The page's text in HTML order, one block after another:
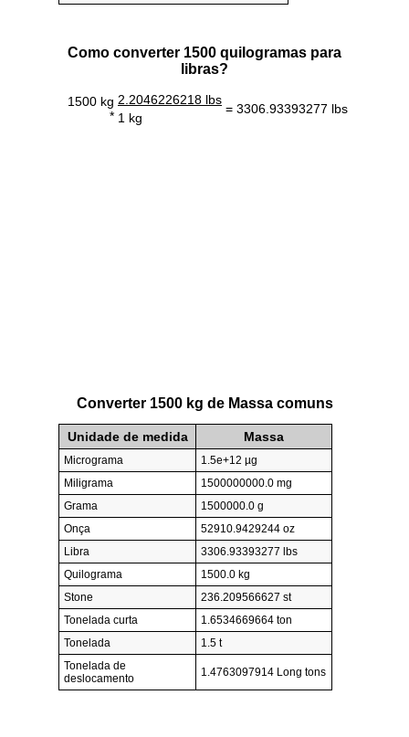
Como converter 1500 quilogramas para
libras?
1500 kg
*
2.2046226218 lbs
= 3306.93393277 lbs
1 kg
Converter 1500 kg de Massa comuns
Unidade de medida Massa
Micrograma
1.5e+12 µg
Miligrama
1500000000.0 mg
Grama
1500000.0 g
Onça
52910.9429244 oz
Libra
3306.93393277 lbs
Quilograma
1500.0 kg
Stone
236.209566627 st
Tonelada curta
1.6534669664 ton
Tonelada
1.5 t
Tonelada de
deslocamento
1.4763097914 Long tons